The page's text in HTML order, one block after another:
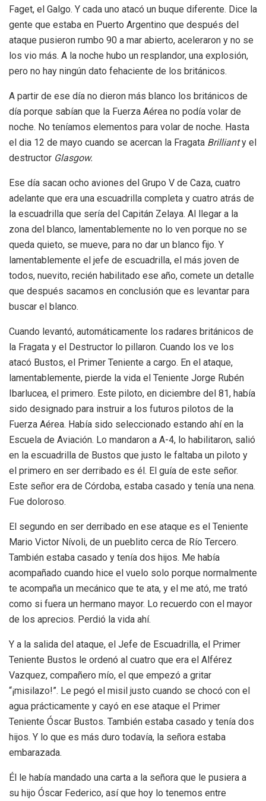
Faget, el Galgo. Y cada uno atacó un buque diferente. Dice la
gente que estaba en Puerto Argentino que después del
ataque pusieron rumbo 90 a mar abierto, aceleraron y no se
los vio más. A la noche hubo un resplandor, una explosión,
pero no hay ningún dato fehaciente de los británicos.
A partir de ese día no dieron más blanco los británicos de
día porque sabían que la Fuerza Aérea no podía volar de
noche. No teníamos elementos para volar de noche. Hasta
el dia 12 de mayo cuando se acercan la Fragata Brillianty el
destructor Glasgow.
Ese día sacan ocho aviones del Grupo V de Caza, cuatro
adelante que era una escuadrilla completa y cuatro atrás de
la escuadrilla que sería del Capitán Zelaya. Al llegar a la
zona del blanco, lamentablemente no lo ven porque no se
queda quieto, se mueve, para no dar un blanco fijo. Y
lamentablemente el jefe de escuadrilla, el más joven de
todos, nuevito, recién habilitado ese año, comete un detalle
que después sacamos en conclusión que es levantar para
buscar el blanco.
Cuando levantó, automáticamente los radares británicos de
la Fragata y el Destructor lo pillaron. Cuando los ve los
atacó Bustos, el Primer Teniente a cargo. En el ataque,
lamentablemente, pierde la vida el Teniente Jorge Rubén
Ibarlucea, el primero. Este piloto, en diciembre del 81, había
sido designado para instruir a los futuros pilotos de la
Fuerza Aérea. Había sido seleccionado estando ahí en la
Escuela de Aviación. Lo mandaron a A-4, lo habilitaron, salió
en la escuadrilla de Bustos que justo le faltaba un piloto y
el primero en ser derribado es él. El guía de este señor.
Este señor era de Córdoba, estaba casado y tenía una nena.
Fue doloroso.
El segundo en ser derribado en ese ataque es el Teniente
Mario Victor Nívoli, de un pueblito cerca de Río Tercero.
También estaba casado y tenía dos hijos. Me había
acompañado cuando hice el vuelo solo porque normalmente
te acompaña un mecánico que te ata, y el me ató, me trató
como si fuera un hermano mayor. Lo recuerdo con el mayor
de los aprecios. Perdió la vida ahí.
Y a la salida del ataque, el Jefe de Escuadrilla, el Primer
Teniente Bustos le ordenó al cuatro que era el Alférez
Vazquez, compañero mío, el que empezó a gritar
“¡misilazo!”. Le pegó el misil justo cuando se chocó con el
agua prácticamente y cayó en ese ataque el Primer
Teniente Óscar Bustos. También estaba casado y tenía dos
hijos. Y lo que es más duro todavía, la señora estaba
embarazada.
Él le había mandado una carta a la señora que le pusiera a
su hijo Óscar Federico, así que hoy lo tenemos entre